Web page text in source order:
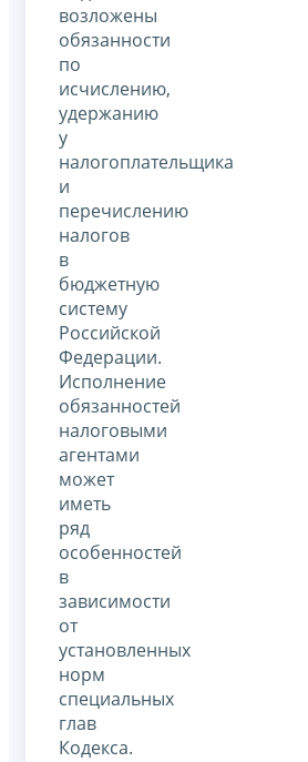
возложены
обязанности
по
исчислению,
удержанию
у
налогоплательщика
и
перечислению
налогов
в
бюджетную
систему
Российской
Федерации.
Исполнение
обязанностей
налоговыми
агентами
может
иметь
ряд
особенностей
в
зависимости
от
установленных
норм
специальных
глав
Кодекса.